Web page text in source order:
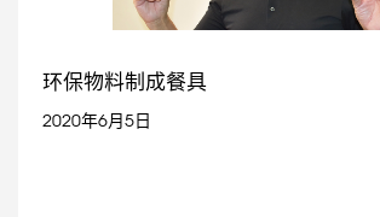
环保物料制成餐具
2020年6月5日